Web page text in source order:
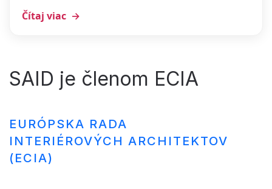
Čítaj viac
SAID je členom ECIA
EURÓPSKA RADA
INTERIÉROVÝCH ARCHITEKTOV
(ECIA)